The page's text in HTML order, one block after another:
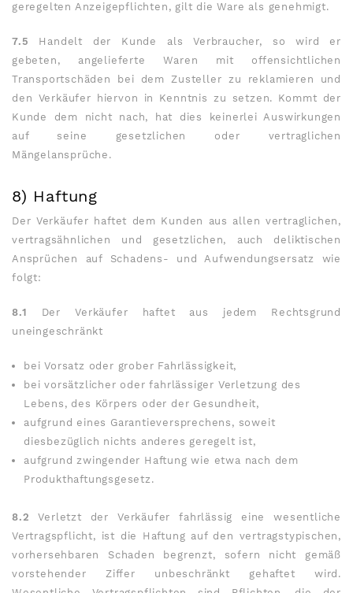
geregelten Anzeigepflichten, gilt die Ware als genehmigt.
7.5 Handelt der Kunde als Verbraucher, so wird er
gebeten, angelieferte Waren mit offensichtlichen
Transportschäden bei dem Zusteller zu reklamieren und
den Verkäufer hiervon in Kenntnis zu setzen. Kommt der
Kunde dem nicht nach, hat dies keinerlei Auswirkungen
auf seine gesetzlichen oder vertraglichen
Mängelansprüche.
8) Haftung
Der Verkäufer haftet dem Kunden aus allen vertraglichen,
vertragsähnlichen und gesetzlichen, auch deliktischen
Ansprüchen auf Schadens- und Aufwendungsersatz wie
folgt:
8.1 Der Verkäufer haftet aus jedem Rechtsgrund
uneingeschränkt
bei Vorsatz oder grober Fahrlässigkeit,
bei vorsätzlicher oder fahrlässiger Verletzung des
Lebens, des Körpers oder der Gesundheit,
aufgrund eines Garantieversprechens, soweit
diesbezüglich nichts anderes geregelt ist,
aufgrund zwingender Haftung wie etwa nach dem
Produkthaftungsgesetz.
8.2 Verletzt der Verkäufer fahrlässig eine wesentliche
Vertragspflicht, ist die Haftung auf den vertragstypischen,
vorhersehbaren Schaden begrenzt, sofern nicht gemäß
vorstehender Ziffer unbeschränkt gehaftet wird.